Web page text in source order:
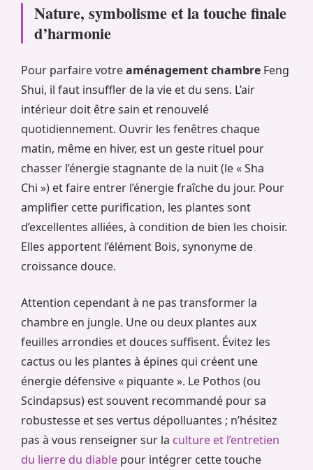
Nature, symbolisme et la touche finale
d’harmonie
Pour parfaire votreaménagement chambre Feng
Shui, il faut insuffler de la vie et du sens. L’air
intérieur doit être sain et renouvelé
quotidiennement. Ouvrir les fenêtres chaque
matin, même en hiver, est un geste rituel pour
chasser l’énergie stagnante de la nuit (le « Sha
Chi ») et faire entrer l’énergie fraîche du jour. Pour
amplifier cette purification, les plantes sont
d’excellentes alliées, à condition de bien les choisir.
Elles apportent l’élément Bois, synonyme de
croissance douce.
Attention cependant à ne pas transformer la
chambre en jungle. Une ou deux plantes aux
feuilles arrondies et douces suffisent. Évitez les
cactus ou les plantes à épines qui créent une
énergie défensive « piquante ». Le Pothos (ou
Scindapsus) est souvent recommandé pour sa
robustesse et ses vertus dépolluantes ; n’hésitez
pas à vous renseigner sur la culture et l’entretien
du lierre du diable pour intégrer cette touche